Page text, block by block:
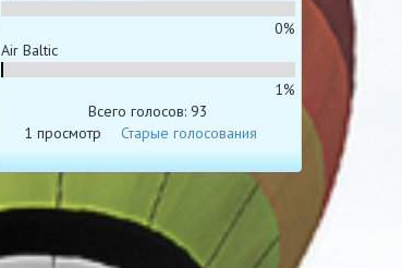
0%
Air Baltic
1%
Всего голосов: 93
1 просмотр
Старые голосования